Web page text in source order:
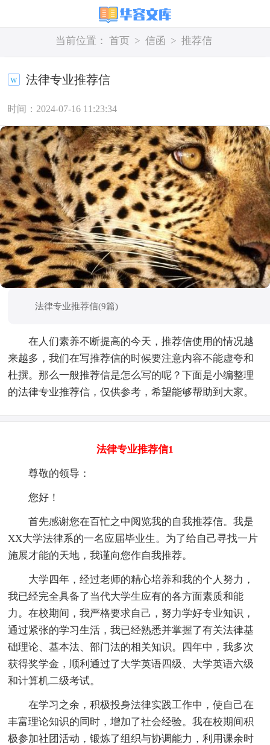
当前位置： 首页 > 信函 > 推荐信
法律专业推荐信
时间：2024-07-16 11:23:34
法律专业推荐信(9篇)
在人们素养不断提高的今天，推荐信使用的情况越
来越多，我们在写推荐信的时候要注意内容不能虚夸和
杜撰。那么一般推荐信是怎么写的呢？下面是小编整理
的法律专业推荐信，仅供参考，希望能够帮助到大家。
法律专业推荐信1
尊敬的领导：
您好！
首先感谢您在百忙之中阅览我的自我推荐信。我是
XX大学法律系的一名应届毕业生。为了给自己寻找一片
施展才能的天地，我谨向您作自我推荐。
大学四年，经过老师的精心培养和我的个人努力，
我已经完全具备了当代大学生应有的各方面素质和能
力。在校期间，我严格要求自己，努力学好专业知识，
通过紧张的学习生活，我已经熟悉并掌握了有关法律基
础理论、基本法、部门法的相关知识。四年中，我多次
获得奖学金，顺利通过了大学英语四级、大学英语六级
和计算机二级考试。
在学习之余，积极投身法律实践工作中，使自己在
丰富理论知识的同时，增加了社会经验。我在校期间积
极参加社团活动，锻炼了组织与协调能力，利用课余时